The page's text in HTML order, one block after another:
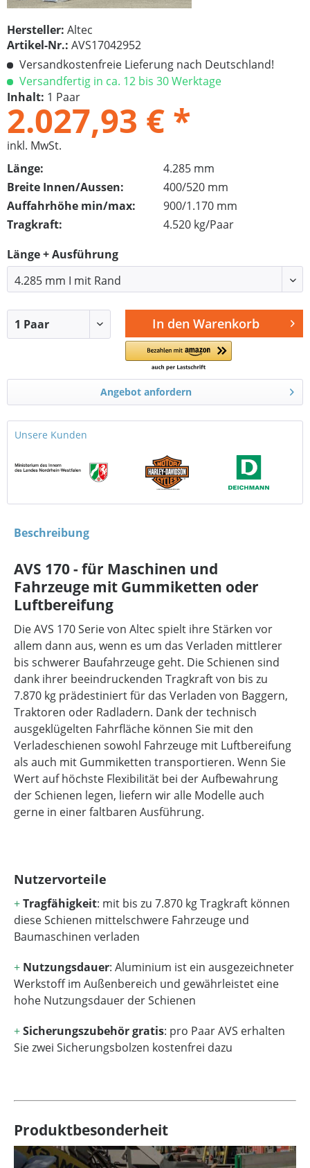
Hersteller: Altec
Artikel-Nr.: AVS17042952
Versandkostenfreie Lieferung nach Deutschland!
Versandfertig in ca. 12 bis 30 Werktage
Inhalt: 1 Paar
2.027,93 € *
inkl. MwSt.
Länge:
4.285 mm
Breite Innen/Aussen:
400/520 mm
Auffahrhöhe min/max:
900/1.170 mm
Tragkraft:
4.520 kg/Paar
Länge + Ausführung
In den Warenkorb
Angebot anfordern
Unsere Kunden
Beschreibung
AVS 170 - für Maschinen und
Fahrzeuge mit Gummiketten oder
Luftbereifung
Die AVS 170 Serie von Altec spielt ihre Stärken vor
allem dann aus, wenn es um das Verladen mittlerer
bis schwerer Baufahrzeuge geht. Die Schienen sind
dank ihrer beeindruckenden Tragkraft von bis zu
7.870 kg prädestiniert für das Verladen von Baggern,
Traktoren oder Radladern. Dank der technisch
ausgeklügelten Fahrfläche können Sie mit den
Verladeschienen sowohl Fahrzeuge mit Luftbereifung
als auch mit Gummiketten transportieren. Wenn Sie
Wert auf höchste Flexibilität bei der Aufbewahrung
der Schienen legen, liefern wir alle Modelle auch
gerne in einer faltbaren Ausführung.
Nutzervorteile
+Tragfähigkeit: mit bis zu 7.870 kg Tragkraft können
diese Schienen mittelschwere Fahrzeuge und
Baumaschinen verladen
+ Nutzungsdauer: Aluminium ist ein ausgezeichneter
Werkstoff im Außenbereich und gewährleistet eine
hohe Nutzungsdauer der Schienen
+Sicherungszubehör gratis: pro Paar AVS erhalten
Sie zwei Sicherungsbolzen kostenfrei dazu
Produktbesonderheit